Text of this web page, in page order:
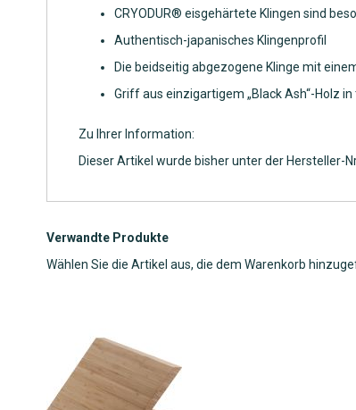
CRYODUR® eisgehärtete Klingen sind
Authentisch-japanisches Klingenprofil
Die beidseitig abgezogene Klinge mit
Griff aus einzigartigem „Black Ash“-Holz
Zu Ihrer Information:
Dieser Artikel wurde bisher unter der Hersteller-
Verwandte Produkte
Wählen Sie die Artikel aus, die dem Warenkorb